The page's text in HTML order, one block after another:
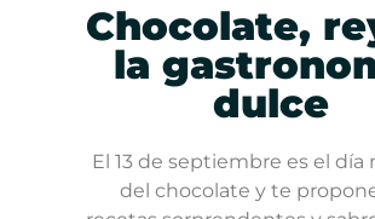
Chocolate,
la
dulce
El 13 de septiembre es el día
del chocolate y te